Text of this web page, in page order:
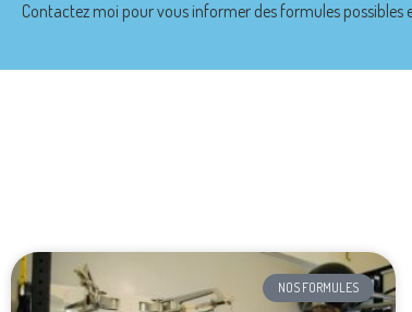
Contactez moi pour vous informer des formules possibles
NOS FORMULES